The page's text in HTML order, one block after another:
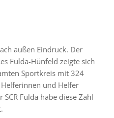
außen Eindruck. Der
Fulda-Hünfeld zeigte sich
Sportkreis mit 324
und Helfer
Fulda habe diese Zahl